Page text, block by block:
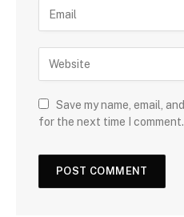
Save my name, email,
for the next time I comment.